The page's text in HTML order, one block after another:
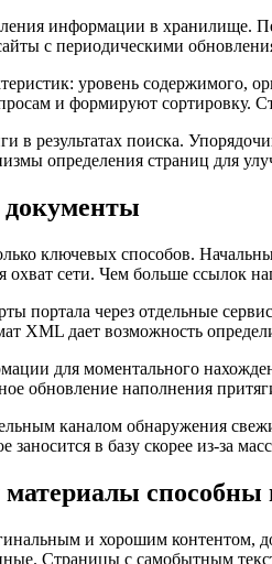
информации в хранилище.
с периодическими
уровень
и формируют
результатах поиска.
определения страниц для
документы
ключевых способов.
сети. Чем больше ссылок
портала через отдельные
XML дает возможность
для моментального
обновление наполнения
каналом обнаружения
в базу скорее из-за
способны
и хорошим
Страницы с самобытным